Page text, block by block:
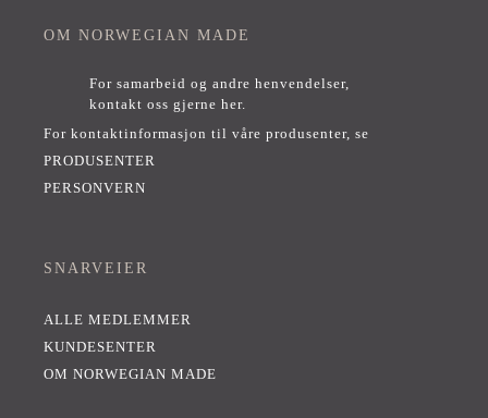
OM NORWEGIAN MADE
For samarbeid og andre henvendelser,
kontakt oss gjerne her.
For kontaktinformasjon til våre produsenter, se
PRODUSENTER
PERSONVERN
SNARVEIER
ALLE MEDLEMMER
KUNDESENTER
OM NORWEGIAN MADE